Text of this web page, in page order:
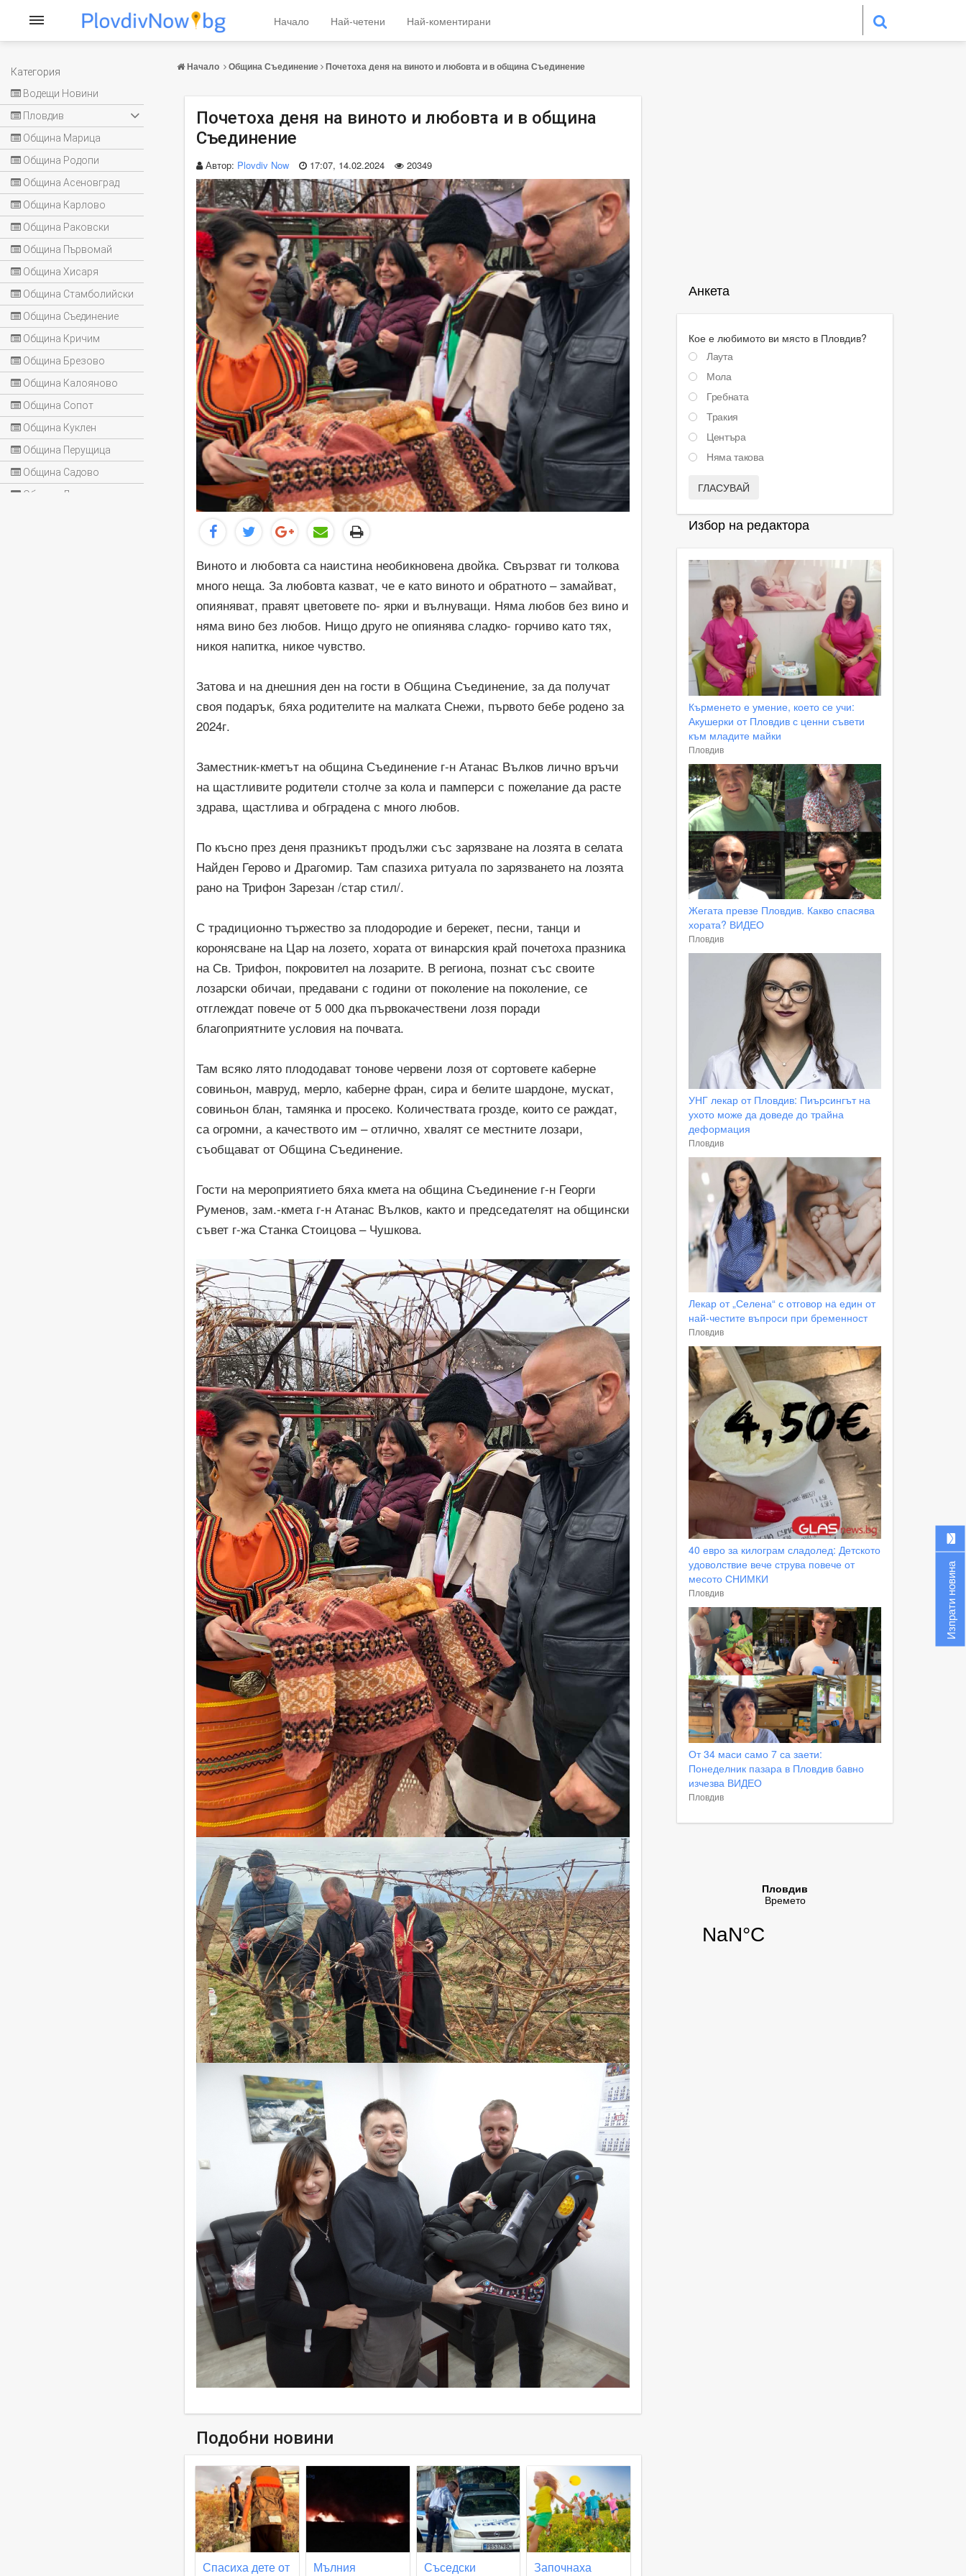
Категория
Водещи Новини
Пловдив
Община Марица
Община Родопи
Община Асеновград
Община Карлово
Община Раковски
Община Първомай
Община Хисаря
Община Стамболийски
Община Съединение
Община Кричим
Община Брезово
Община Калояново
Община Сопот
Община Куклен
Община Перущица
Община Садово
Община Лъки
Начало Най-четени Най-коментирани
Начало Община Съединение Почетоха деня на виното и любовта и в община Съединение
Почетоха деня на виното и любовта и в община
Съединение
Автор: Plovdiv Now 17:07, 14.02.2024 20349
Виното и любовта са наистина необикновена двойка. Свързват ги толкова
много неща. За любовта казват, че e като виното и обратното – замайват,
опияняват, правят цветовете по- ярки и вълнуващи. Няма любов без вино и
няма вино без любов. Нищо друго не опиянява сладко- горчиво като тях,
никоя напитка, никое чувство.
Затова и на днешния ден на гости в Община Съединение, за да получат
своя подарък, бяха родителите на малката Снежи, първото бебе родено за
2024г.
Заместник-кметът на община Съединение г-н Атанас Вълков лично връчи
на щастливите родители столче за кола и памперси с пожелание да расте
здрава, щастлива и обградена с много любов.
По късно през деня празникът продължи със зарязване на лозята в селата
Найден Герово и Драгомир. Там спазиха ритуала по зарязването на лозята
рано на Трифон Зарезан /стар стил/.
С традиционно тържество за плодородие и берекет, песни, танци и
коронясване на Цар на лозето, хората от винарския край почетоха празника
на Св. Трифон, покровител на лозарите. В региона, познат със своите
лозарски обичаи, предавани с години от поколение на поколение, се
отглеждат повече от 5 000 дка първокачествени лозя поради
благоприятните условия на почвата.
Там всяко лято плододават тонове червени лозя от сортовете каберне
совиньон, мавруд, мерло, каберне фран, сира и белите шардоне, мускат,
совиньон блан, тамянка и просеко. Количествата грозде, които се раждат,
са огромни, а качеството им – отлично, хвалят се местните лозари,
съобщават от Община Съединение.
Гости на мероприятието бяха кмета на община Съединение г-н Георги
Руменов, зам.-кмета г-н Атанас Вълков, както и председателят на общински
съвет г-жа Станка Стоицова – Чушкова.
Подобни новини
Спасиха дете от
Мълния
Съседски
Започнаха
Анкета
Кое е любимото ви място в Пловдив?
Лаута
Мола
Гребната
Тракия
Центъра
Няма такова
ГЛАСУВАЙ
Избор на редактора
Кърменето е умение, което се учи:
Акушерки от Пловдив с ценни съвети
към младите майки
Пловдив
Жегата превзе Пловдив. Какво спасява
хората? ВИДЕО
Пловдив
УНГ лекар от Пловдив: Пиърсингът на
ухото може да доведе до трайна
деформация
Пловдив
Лекар от „Селена“ с отговор на един от
най-честите въпроси при бременност
Пловдив
40 евро за килограм сладолед: Детското
удоволствие вече струва повече от
месото СНИМКИ
Пловдив
От 34 маси само 7 са заети:
Понеделник пазара в Пловдив бавно
изчезва ВИДЕО
Пловдив
Изпрати новина